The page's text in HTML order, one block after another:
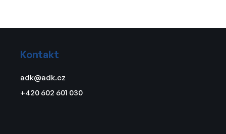
d
Kontakt
adk@adk.cz
+420 602 601 030